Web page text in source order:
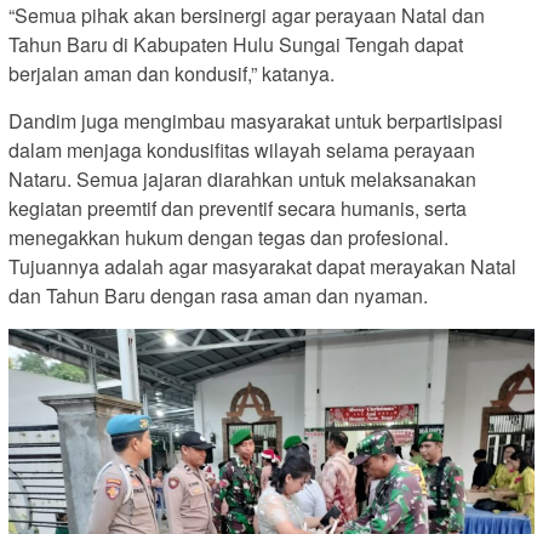
“Semua pihak akan bersinergi agar perayaan Natal dan
Tahun Baru di Kabupaten Hulu Sungai Tengah dapat
berjalan aman dan kondusif,” katanya.
Dandim juga mengimbau masyarakat untuk berpartisipasi
dalam menjaga kondusifitas wilayah selama perayaan
Nataru. Semua jajaran diarahkan untuk melaksanakan
kegiatan preemtif dan preventif secara humanis, serta
menegakkan hukum dengan tegas dan profesional.
Tujuannya adalah agar masyarakat dapat merayakan Natal
dan Tahun Baru dengan rasa aman dan nyaman.